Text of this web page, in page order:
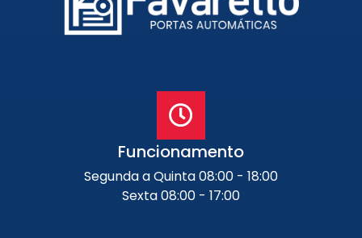
Funcionamento
Segunda a Quinta 08:00 - 18:00
Sexta 08:00 - 17:00